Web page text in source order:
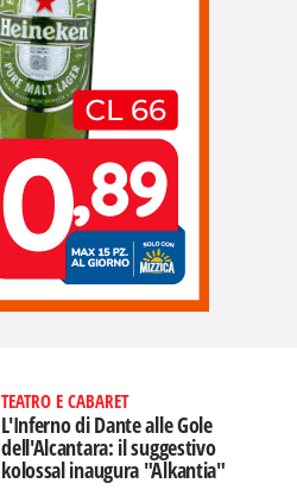
TEATRO E CABARET
L'Inferno di Dante alle Gole
dell'Alcantara: il suggestivo
kolossal inaugura "Alkantia"